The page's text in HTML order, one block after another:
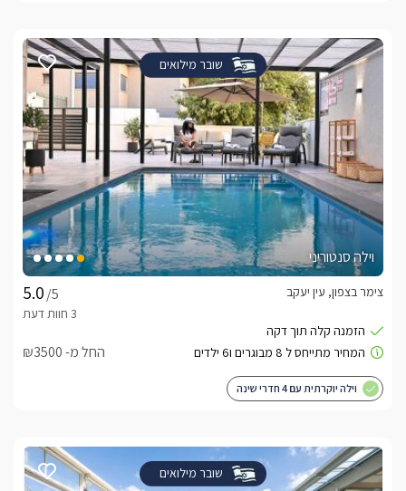
שובר מילואים
וילה סנטוריני
/5
צימר בצפון, עין יעקב
החל מ- ₪3500
וילה יוקרתית עם 4 חדרי שינה
שובר מילואים